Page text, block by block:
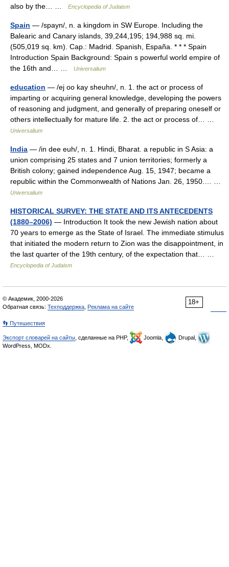
also by the… …
Encyclopedia of Judaism
Spain — /spayn/, n. a kingdom in SW Europe. Including the
Balearic and Canary islands, 39,244,195; 194,988 sq. mi.
(505,019 sq. km). Cap.: Madrid. Spanish, España. * * * Spain
Introduction Spain Background: Spain s powerful world empire of
the 16th and… …
Universalium
education — /ej oo kay sheuhn/, n. 1. the act or process of
imparting or acquiring general knowledge, developing the powers
of reasoning and judgment, and generally of preparing oneself or
others intellectually for mature life. 2. the act or process of… …
Universalium
India — /in dee euh/, n. 1. Hindi, Bharat. a republic in S Asia: a
union comprising 25 states and 7 union territories; formerly a
British colony; gained independence Aug. 15, 1947; became a
republic within the Commonwealth of Nations Jan. 26, 1950.… …
Universalium
HISTORICAL SURVEY: THE STATE AND ITS ANTECEDENTS
(1880–2006) — Introduction It took the new Jewish nation about
70 years to emerge as the State of Israel. The immediate stimulus
that initiated the modern return to Zion was the disappointment, in
the last quarter of the 19th century, of the expectation that… …
Encyclopedia of Judaism
18+
© Академик, 2000-2026
Обратная связь: Техподдержка Реклама на сайте
👣 Путешествия
Экспорт словарей на сайты , сделанные на PHP, Joomla,
Drupal,
WordPress, MODx.